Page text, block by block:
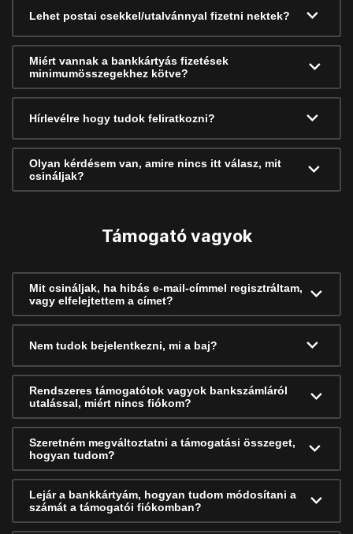
Lehet postai csekkel/utalvánnyal fizetni nektek?
Miért vannak a bankkártyás fizetések
minimumösszegekhez kötve?
Hírlevélre hogy tudok feliratkozni?
Olyan kérdésem van, amire nincs itt válasz, mit
csináljak?
Támogató vagyok
Mit csináljak, ha hibás e-mail-címmel regisztráltam,
vagy elfelejtettem a címet?
Nem tudok bejelentkezni, mi a baj?
Rendszeres támogatótok vagyok bankszámláról
utalással, miért nincs fiókom?
Szeretném megváltoztatni a támogatási összeget,
hogyan tudom?
Lejár a bankkártyám, hogyan tudom módosítani a
számát a támogatói fiókomban?